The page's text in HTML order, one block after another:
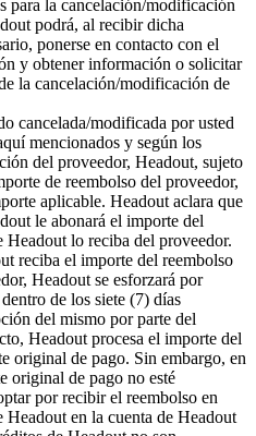
para la cancelación/modificación
podrá, al recibir dicha
ponerse en contacto con el
y obtener información o solicitar
la cancelación/modificación de
cancelada/modificada por usted
mencionados y según los
del proveedor, Headout, sujeto
de reembolso del proveedor,
aplicable. Headout aclara que
le abonará el importe del
Headout lo reciba del proveedor.
reciba el importe del reembolso
Headout se esforzará por
de los siete (7) días
del mismo por parte del
Headout procesa el importe del
original de pago. Sin embargo, en
original de pago no esté
por recibir el reembolso en
Headout en la cuenta de Headout